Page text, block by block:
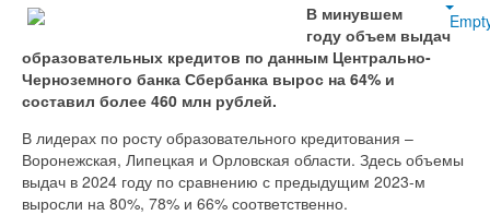
В минувшем
году объем выдач
образовательных кредитов по данным Центрально-
Черноземного банка Сбербанка вырос на 64% и
составил более 460 млн рублей.
В лидерах по росту образовательного кредитования –
Воронежская, Липецкая и Орловская области. Здесь объемы
выдач в 2024 году по сравнению с предыдущим 2023-м
выросли на 80%, 78% и 66% соответственно.